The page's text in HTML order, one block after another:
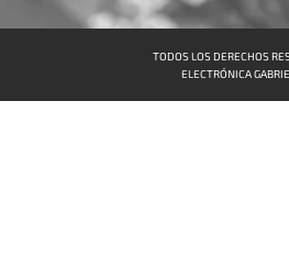
TODOS LOS DERECHOS
ELECTRÓNICA